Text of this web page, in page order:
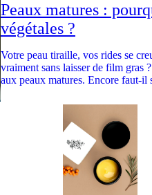
Peaux matures :
végétales ?
Votre peau tiraille, vos rides se
vraiment sans laisser de film gras
aux peaux matures. Encore faut-